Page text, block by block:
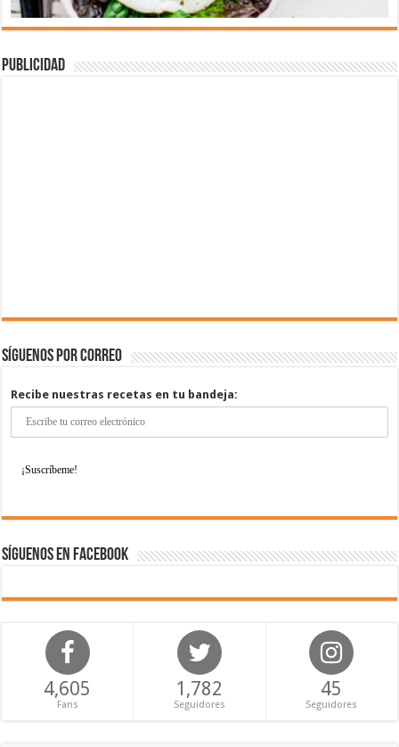
Publicidad
Síguenos por correo
Recibe nuestras recetas en tu bandeja:
Síguenos en Facebook
4,605
Fans
1,782
Seguidores
45
Seguidores